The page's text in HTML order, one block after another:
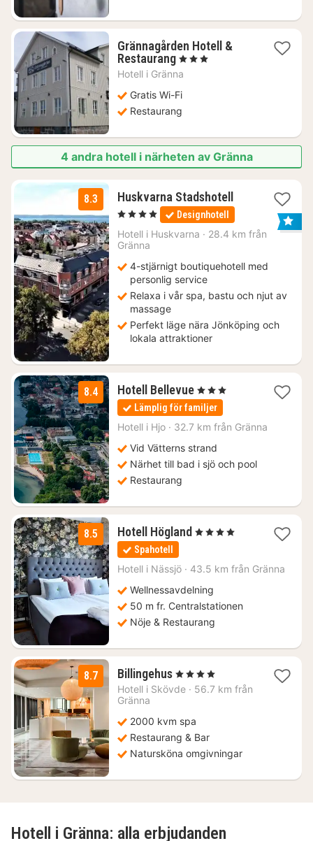
Grännagården Hotell &
Restaurang1
natt
1246
kr.
, 3 Stjärnor
Hotell i Gränna
Gratis Wi-Fi
Restaurang
4 andra hotell i närheten av Gränna
8.3 Huskvarna Stadshotell 3
nätter
för
1073
, 4 Stjärnor Designhotell
Hotell i Huskvarna · 28.4 km från
Gränna
4-stjärnigt boutiquehotell med
personlig service
Relaxa i vår spa, bastu och njut av
massage
Perfekt läge nära Jönköping och
lokala attraktioner
8.4 Hotell Bellevue3
nätter
för
673
, 3 Stjärnor
Lämplig för familjer
Hotell i Hjo · 32.7 km från Gränna
Vid Vätterns strand
Närhet till bad i sjö och pool
Restaurang
8.5 Hotell Högland 1
1290
, 4 Stjärnor
Spahotell
Hotell i Nässjö · 43.5 km från Gränna
Wellnessavdelning
50 m fr. Centralstationen
Nöje & Restaurang
8.7 Billingehus2
nätter
kr.
, 4 Stjärnor
Hotell i Skövde · 56.7 km från
Gränna
2000 kvm spa
Restaurang & Bar
Natursköna omgivningar
Hotell i Gränna: alla erbjudanden